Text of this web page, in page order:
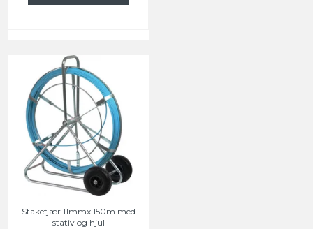
Stakefjær 11mmx 150m med
stativ og hjul